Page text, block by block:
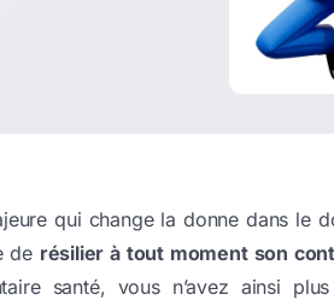
qui change la donne dans le
de résilier à tout momentson
santé, vous n’avez ainsi plus